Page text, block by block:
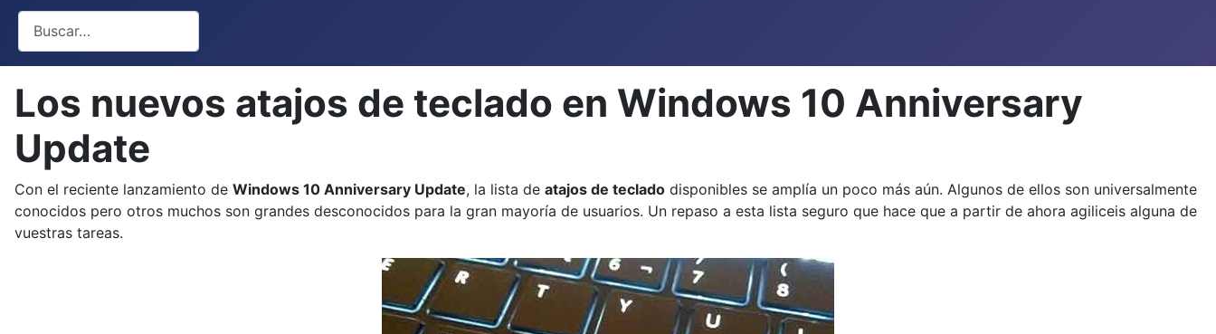
Buscar
Los nuevos atajos de teclado en Windows 10 Anniversary
Update
Con el reciente lanzamiento de Windows 10 Anniversary Update, la lista de atajos de teclado disponibles se amplía un poco más aún. Algunos de ellos son universalmente
conocidos pero otros muchos son grandes desconocidos para la gran mayoría de usuarios. Un repaso a esta lista seguro que hace que a partir de ahora agiliceis alguna de
vuestras tareas.